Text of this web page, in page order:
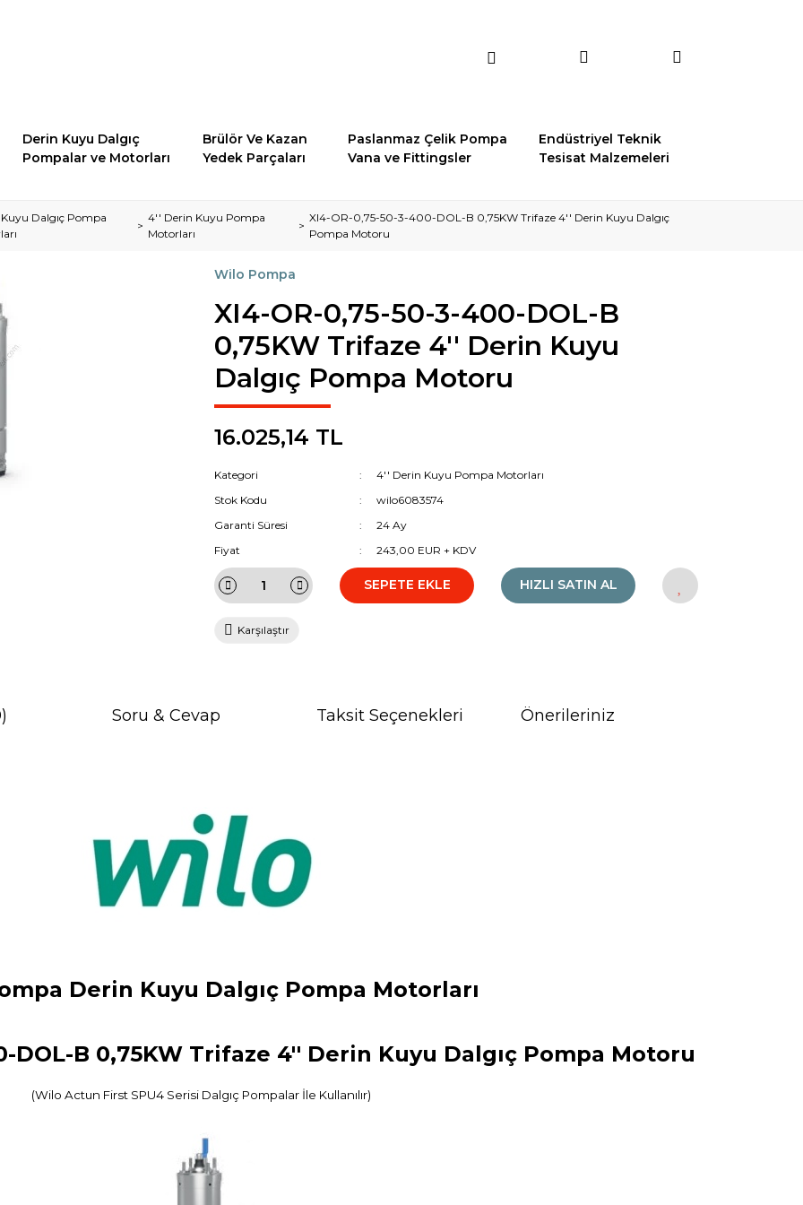
Derin Kuyu Dalgıç
Pompalar ve Motorları
Brülör Ve Kazan
Yedek Parçaları
Paslanmaz Çelik Pompa
Vana ve Fittingsler
Endüstriyel Teknik
Tesisat Malzemeleri
Dalgıç Pompa
4'' Derin Kuyu Pompa
Motorları
XI4-OR-0,75-50-3-400-DOL-B 0,75KW Trifaze 4'' Derin Kuyu Dalgıç
Pompa Motoru
Wilo Pompa
XI4-OR-0,75-50-3-400-DOL-B
0,75KW Trifaze 4'' Derin Kuyu
Dalgıç Pompa Motoru
16.025,14 TL
Kategori
4'' Derin Kuyu Pompa Motorları
Stok Kodu
wilo6083574
Garanti Süresi
24 Ay
Fiyat
243,00 EUR + KDV
SEPETE EKLE HIZLI SATIN AL
Karşılaştır
Soru & Cevap Taksit Seçenekleri Önerileriniz
Derin Kuyu Dalgıç Pompa Motorları
DOL-B 0,75KW Trifaze 4'' Derin Kuyu Dalgıç Pompa Motoru
(Wilo Actun First SPU4 Serisi Dalgıç Pompalar İle Kullanılır)